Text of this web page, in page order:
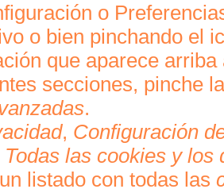
o
o bien pinchando el
que aparece arriba
secciones, pinche
.
, Configuración
Todas las cookies y los
listado con todas las